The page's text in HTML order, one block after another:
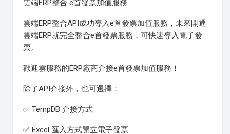
雲端ERP整合 e首發票加值服務
雲端ERP整合API成功導入e首發票加值服務，未來開通
雲端ERP就完全整合e首發票服務，可快速導入電子發
票。
歡迎雲服務的ERP廠商介接e首發票加值服務！
除了API介接外，也可選擇：
✅ TempDB 介接方式
✅ Excel 匯入方式開立電子發票